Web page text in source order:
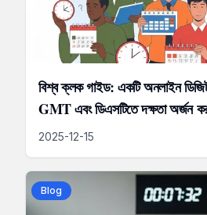
বিশ্ব ক্লক গাইড: একটি অনলাইন
GMT এবং ডিএসটিতে দক্ষতা অর্জন
2025-12-15
Blog